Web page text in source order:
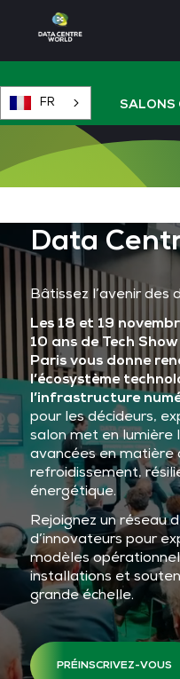
FR SALONS
Cloud & AI Infrastructure
Cloud & Cyber Security
Data & AI Leaders
Data Centre World
Data
Bâtissez l’avenir des
Les 18 et 19
10 ans de Tech
Paris vous donne
l’écosystème
l’infrastructure
pour les décideurs,
salon met en lumière
avancées en matière
refroidissement,
énergétique.
Rejoignez un réseau
d’innovateurs pour
modèles
installations et
grande échelle.
PRÉINSCRIVEZ-VOUS